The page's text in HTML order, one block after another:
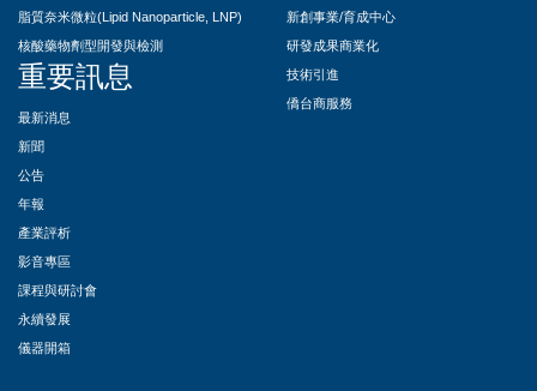
脂質奈米微粒(Lipid Nanoparticle, LNP)
核酸藥物劑型開發與檢測
重要訊息
最新消息
新聞
公告
年報
產業評析
影音專區
課程與研討會
永續發展
儀器開箱
新創事業/育成中心
研發成果商業化
技術引進
僑台商服務